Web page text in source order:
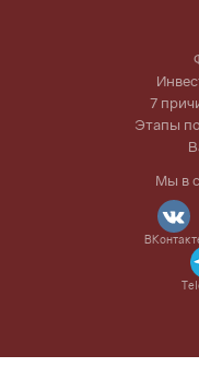
7
Этапы
Мы в